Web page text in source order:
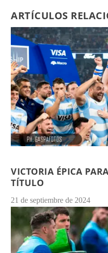
ARTÍCULOS
VICTORIA ÉPICA
TÍTULO
21 de septiembre de 2024